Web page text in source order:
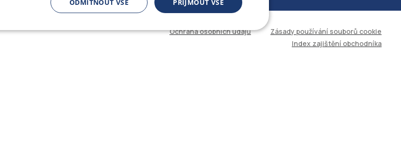
Ochrana osobních údajů
Zásady používání souborů cookie
Index zajištění obchodníka
PŘIJMOUT VŠE
ODMÍTNOUT VŠE
Výkonnostní Cílení souborů